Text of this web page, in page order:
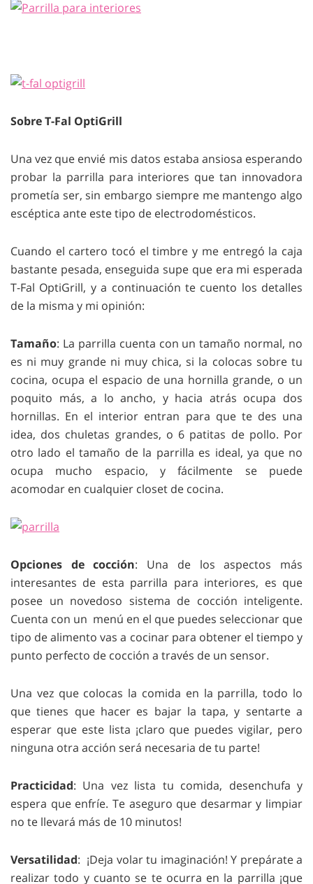
Sobre T-Fal OptiGrill
Una vez que envié mis datos estaba ansiosa esperando
probar la parrilla para interiores que tan innovadora
prometía ser, sin embargo siempre me mantengo algo
escéptica ante este tipo de electrodomésticos.
Cuando el cartero tocó el timbre y me entregó la caja
bastante pesada, enseguida supe que era mi esperada
T-Fal OptiGrill, y a continuación te cuento los detalles
de la misma y mi opinión:
Tamaño: La parrilla cuenta con un tamaño normal, no
es ni muy grande ni muy chica, si la colocas sobre tu
cocina, ocupa el espacio de una hornilla grande, o un
poquito más, a lo ancho, y hacia atrás ocupa dos
hornillas. En el interior entran para que te des una
idea, dos chuletas grandes, o 6 patitas de pollo. Por
otro lado el tamaño de la parrilla es ideal, ya que no
ocupa mucho espacio, y fácilmente se puede
acomodar en cualquier closet de cocina.
Opciones de cocción: Una de los aspectos más
interesantes de esta parrilla para interiores, es que
posee un novedoso sistema de cocción inteligente.
Cuenta con un menú en el que puedes seleccionar que
tipo de alimento vas a cocinar para obtener el tiempo y
punto perfecto de cocción a través de un sensor.
Una vez que colocas la comida en la parrilla, todo lo
que tienes que hacer es bajar la tapa, y sentarte a
esperar que este lista ¡claro que puedes vigilar, pero
ninguna otra acción será necesaria de tu parte!
Practicidad: Una vez lista tu comida, desenchufa y
espera que enfríe. Te aseguro que desarmar y limpiar
no te llevará más de 10 minutos!
Versatilidad: ¡Deja volar tu imaginación! Y prepárate a
realizar todo y cuanto se te ocurra en la parrilla ¡que